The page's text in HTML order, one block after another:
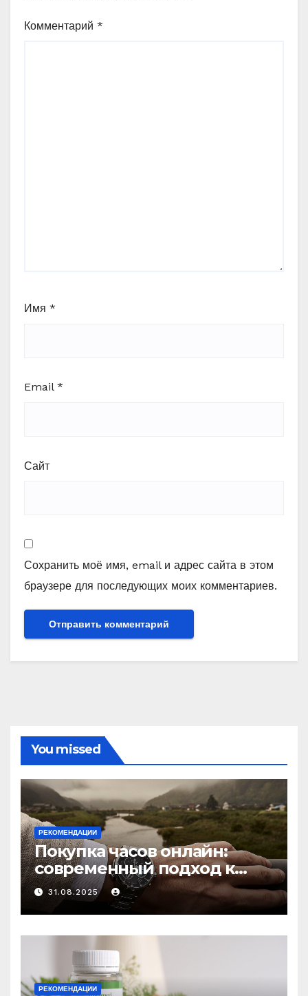
Комментарий *
Имя *
Email *
Сайт
Сохранить моё имя, email и адрес сайта в этом
браузере для последующих моих комментариев.
You missed
РЕКОМЕНДАЦИИ
Покупка часов онлайн:
современный подход к
выбору аксессуаров
31.08.2025
РЕКОМЕНДАЦИИ